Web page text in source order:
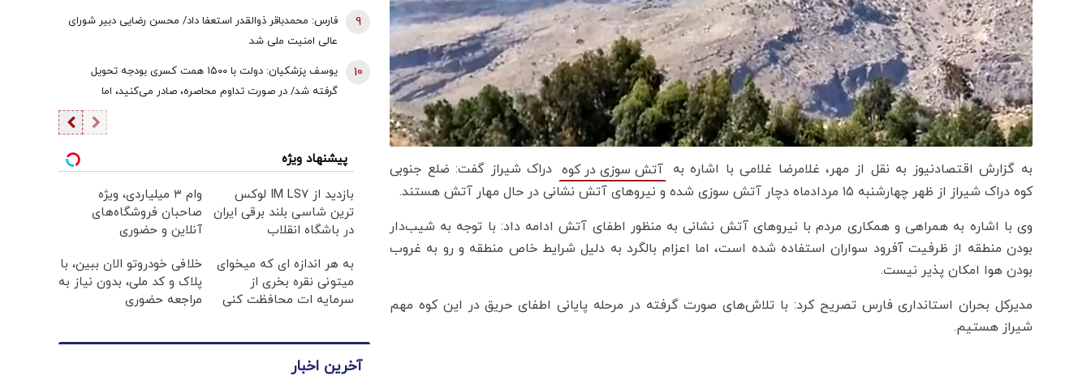
به گزارش اقتصادنیوز به نقل از مهر، غلامرضا غلامی با اشاره به آتش سوزی در کوه دراک شیراز گفت: ضلع جنوبی
کوه دراک شیراز از ظهر چهارشنبه ۱۵ مردادماه دچار آتش سوزی شده و نیروهای آتش نشانی در حال مهار آتش هستند.
وی با اشاره به همراهی و همکاری مردم با نیروهای آتش نشانی به منظور اطفای آتش ادامه داد: با توجه به شیب‌دار
بودن منطقه از ظرفیت آفرود سواران استفاده شده است، اما اعزام بالگرد به دلیل شرایط خاص منطقه و رو به غروب
بودن هوا امکان پذیر نیست.
مدیرکل بحران استانداری فارس تصریح کرد: با تلاش‌های صورت گرفته در مرحله پایانی اطفای حریق در این کوه مهم
شیراز هستیم.
فارس: محمدباقر ذوالقدر استعفا داد/ محسن رضایی دبیر شورای
عالی امنیت ملی شد
9
یوسف پزشکیان: دولت با ۱۵۰۰ همت کسری بودجه تحویل
گرفته شد/ در صورت تداوم محاصره، صادر می‌کنید، اما
10
پیشنهاد ویژه
بازدید از IM LS7 لوکس
ترین شاسی بلند برقی ایران
در باشگاه انقلاب
وام ۳ میلیاردی، ویژه
صاحبان فروشگاه‌های
آنلاین و حضوری
به هر اندازه ای که میخوای
میتونی نقره بخری از
سرمایه ات محافظت کنی
خلافی خودروتو الان ببین، با
پلاک و کد ملی، بدون نیاز به
مراجعه حضوری
آخرین اخبار